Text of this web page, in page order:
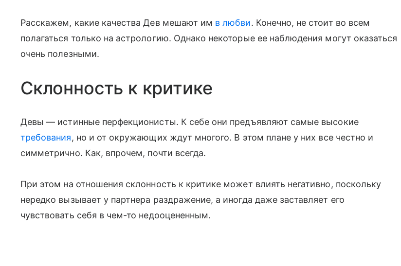
Расскажем, какие качества Дев мешают им в любви. Конечно, не стоит во всем
полагаться только на астрологию. Однако некоторые ее наблюдения могут оказаться
очень полезными.
Склонность к критике
Девы — истинные перфекционисты. К себе они предъявляют самые высокие
требования, но и от окружающих ждут многого. В этом плане у них все честно и
симметрично. Как, впрочем, почти всегда.
При этом на отношения склонность к критике может влиять негативно, поскольку
нередко вызывает у партнера раздражение, а иногда даже заставляет его
чувствовать себя в чем-то недооцененным.